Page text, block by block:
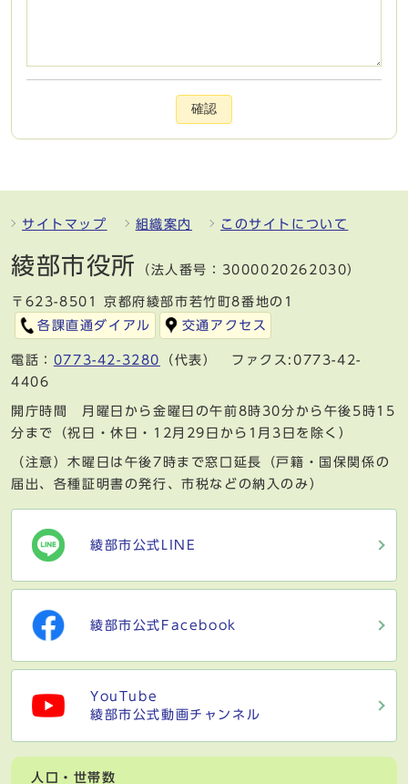
確認
サイトマップ 組織案内 このサイトについて
綾部市役所 （法人番号：3000020262030）
〒623-8501 京都府綾部市若竹町8番地の1
各課直通ダイアル
交通アクセス
電話： 0773-42-3280
（代表） ファクス:0773-42-
4406
開庁時間 月曜日から金曜日の午前8時30分から午後5時15
分まで（祝日・休日・12月29日から1月3日を除く）
（注意）木曜日は午後7時まで窓口延長（戸籍・国保関係の
届出、各種証明書の発行、市税などの納入のみ）
綾部市公式LINE
綾部市公式Facebook
YouTube
綾部市公式動画チャンネル
人口・世帯数